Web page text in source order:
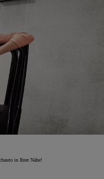
in Ihrer Nähe!